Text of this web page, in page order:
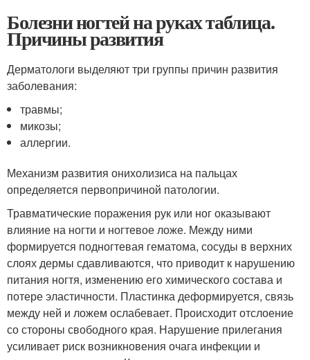
Болезни ногтей на руках таблица.
Причины развития
Дерматологи выделяют три группы причин развития
заболевания:
травмы;
микозы;
аллергии.
Механизм развития онихолизиса на пальцах
определяется первопричиной патологии.
Травматические поражения рук или ног оказывают
влияние на ногти и ногтевое ложе. Между ними
формируется подногтевая гематома, сосуды в верхних
слоях дермы сдавливаются, что приводит к нарушению
питания ногтя, изменению его химического состава и
потере эластичности. Пластинка деформируется, связь
между ней и ложем ослабевает. Происходит отслоение
со стороны свободного края. Нарушение прилегания
усиливает риск возникновения очага инфекции и